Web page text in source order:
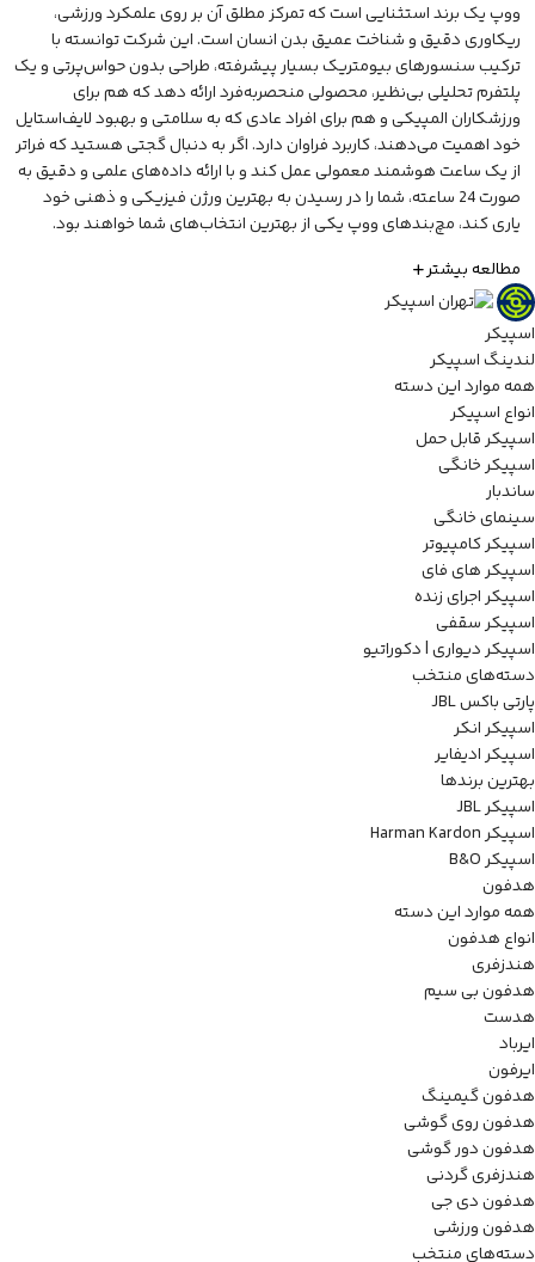
ووپ یک برند استثنایی است که تمرکز مطلق آن بر روی علمکرد ورزشی،
ریکاوری دقیق و شناخت عمیق بدن انسان است. این شرکت توانسته با
ترکیب سنسورهای بیومتریک بسیار پیشرفته، طراحی بدون حواس‌پرتی و یک
پلتفرم تحلیلی بی‌نظیر، محصولی منحصربه‌فرد ارائه دهد که هم برای
ورزشکاران المپیکی و هم برای افراد عادی که به سلامتی و بهبود لایف‌استایل
خود اهمیت می‌دهند، کاربرد فراوان دارد. اگر به دنبال گجتی هستید که فراتر
از یک ساعت هوشمند معمولی عمل کند و با ارائه داده‌های علمی و دقیق به
صورت 24 ساعته، شما را در رسیدن به بهترین ورژن فیزیکی و ذهنی خود
یاری کند، مچ‌بندهای ووپ یکی از بهترین انتخاب‌های شما خواهند بود.
مطالعه بیشتر
اسپیکر
لندینگ اسپیکر
همه موارد این دسته
انواع اسپیکر
اسپیکر قابل حمل
اسپیکر خانگی
ساندبار
سینمای خانگی
اسپیکر کامپیوتر
اسپیکر های فای
اسپیکر اجرای زنده
اسپیکر سقفی
اسپیکر دیواری | دکوراتیو
دسته‌های منتخب
پارتی باکس JBL
اسپیکر انکر
اسپیکر ادیفایر
بهترین برندها
اسپیکر JBL
اسپیکر Harman Kardon
اسپیکر B&O
هدفون
همه موارد این دسته
انواع هدفون
هندزفری
هدفون بی سیم
هدست
ایرباد
ایرفون
هدفون گیمینگ
هدفون روی گوشی
هدفون دور گوشی
هندزفری گردنی
هدفون دی جی
هدفون ورزشی
دسته‌های منتخب